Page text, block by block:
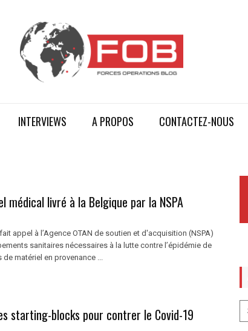
INTERVIEWS A PROPOS CONTACTEZ-NOUS
médical livré à la Belgique par la NSPA
appel à l’Agence OTAN de soutien et d'acquisition (NSPA)
sanitaires nécessaires à la lutte contre l’épidémie de
de matériel en provenance ...
starting-blocks pour contrer le Covid-19